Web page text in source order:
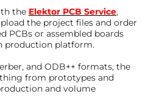
the Elektor PCB Service,
the project files and order
PCBs or assembled boards
production platform.
and ODB++ formats, the
from prototypes and
and volume